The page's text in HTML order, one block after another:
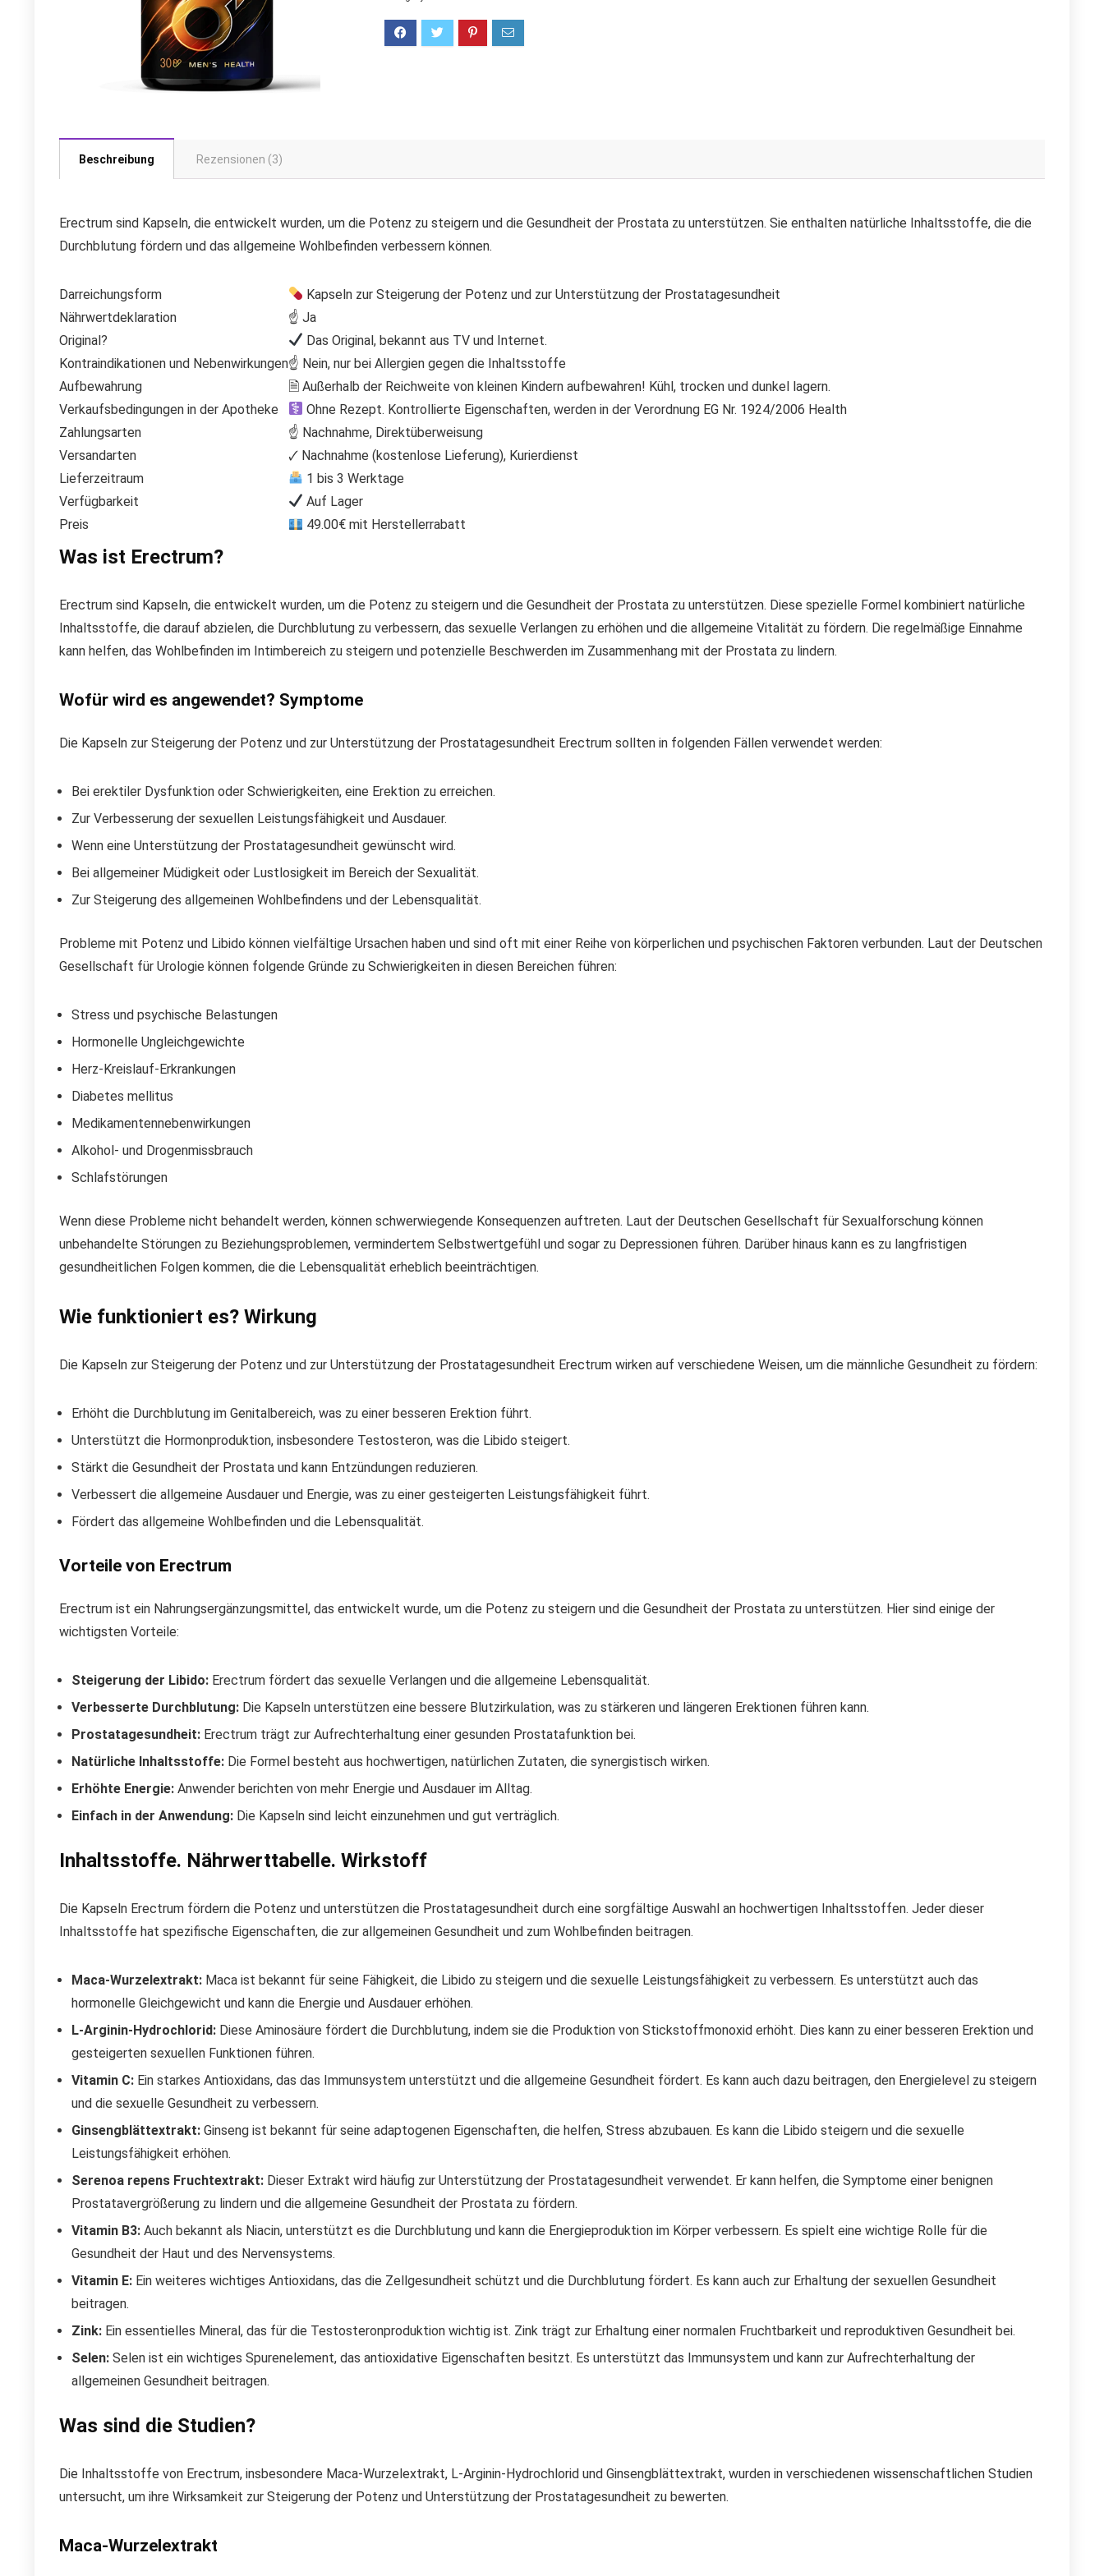
Beschreibung Rezensionen (3)
Erectrum sind Kapseln, die entwickelt wurden, um die Potenz zu steigern und die Gesundheit der Prostata zu unterstützen. Sie enthalten natürliche Inhaltsstoffe, die die
Durchblutung fördern und das allgemeine Wohlbefinden verbessern können.
Darreichungsform
Kapseln zur Steigerung der Potenz und zur Unterstützung der Prostatagesundheit
Nährwertdeklaration
☝ Ja
Original?
Das Original, bekannt aus TV und Internet.
Kontraindikationen und Nebenwirkungen☝ Nein, nur bei Allergien gegen die Inhaltsstoffe
Aufbewahrung
🗎 Außerhalb der Reichweite von kleinen Kindern aufbewahren! Kühl, trocken und dunkel lagern.
Verkaufsbedingungen in der Apotheke
Ohne Rezept. Kontrollierte Eigenschaften, werden in der Verordnung EG Nr. 1924/2006 Health
Zahlungsarten
☝ Nachnahme, Direktüberweisung
Versandarten
🗸 Nachnahme (kostenlose Lieferung), Kurierdienst
Lieferzeitraum
1 bis 3 Werktage
Verfügbarkeit
Auf Lager
Preis
49.00€ mit Herstellerrabatt
Was ist Erectrum?
Erectrum sind Kapseln, die entwickelt wurden, um die Potenz zu steigern und die Gesundheit der Prostata zu unterstützen. Diese spezielle Formel kombiniert natürliche
Inhaltsstoffe, die darauf abzielen, die Durchblutung zu verbessern, das sexuelle Verlangen zu erhöhen und die allgemeine Vitalität zu fördern. Die regelmäßige Einnahme
kann helfen, das Wohlbefinden im Intimbereich zu steigern und potenzielle Beschwerden im Zusammenhang mit der Prostata zu lindern.
Wofür wird es angewendet? Symptome
Die Kapseln zur Steigerung der Potenz und zur Unterstützung der Prostatagesundheit Erectrum sollten in folgenden Fällen verwendet werden:
Bei erektiler Dysfunktion oder Schwierigkeiten, eine Erektion zu erreichen.
Zur Verbesserung der sexuellen Leistungsfähigkeit und Ausdauer.
Wenn eine Unterstützung der Prostatagesundheit gewünscht wird.
Bei allgemeiner Müdigkeit oder Lustlosigkeit im Bereich der Sexualität.
Zur Steigerung des allgemeinen Wohlbefindens und der Lebensqualität.
Probleme mit Potenz und Libido können vielfältige Ursachen haben und sind oft mit einer Reihe von körperlichen und psychischen Faktoren verbunden. Laut der Deutschen
Gesellschaft für Urologie können folgende Gründe zu Schwierigkeiten in diesen Bereichen führen:
Stress und psychische Belastungen
Hormonelle Ungleichgewichte
Herz-Kreislauf-Erkrankungen
Diabetes mellitus
Medikamentennebenwirkungen
Alkohol- und Drogenmissbrauch
Schlafstörungen
Wenn diese Probleme nicht behandelt werden, können schwerwiegende Konsequenzen auftreten. Laut der Deutschen Gesellschaft für Sexualforschung können
unbehandelte Störungen zu Beziehungsproblemen, vermindertem Selbstwertgefühl und sogar zu Depressionen führen. Darüber hinaus kann es zu langfristigen
gesundheitlichen Folgen kommen, die die Lebensqualität erheblich beeinträchtigen.
Wie funktioniert es? Wirkung
Die Kapseln zur Steigerung der Potenz und zur Unterstützung der Prostatagesundheit Erectrum wirken auf verschiedene Weisen, um die männliche Gesundheit zu fördern:
Erhöht die Durchblutung im Genitalbereich, was zu einer besseren Erektion führt.
Unterstützt die Hormonproduktion, insbesondere Testosteron, was die Libido steigert.
Stärkt die Gesundheit der Prostata und kann Entzündungen reduzieren.
Verbessert die allgemeine Ausdauer und Energie, was zu einer gesteigerten Leistungsfähigkeit führt.
Fördert das allgemeine Wohlbefinden und die Lebensqualität.
Vorteile von Erectrum
Erectrum ist ein Nahrungsergänzungsmittel, das entwickelt wurde, um die Potenz zu steigern und die Gesundheit der Prostata zu unterstützen. Hier sind einige der
wichtigsten Vorteile:
Steigerung der Libido: Erectrum fördert das sexuelle Verlangen und die allgemeine Lebensqualität.
Verbesserte Durchblutung: Die Kapseln unterstützen eine bessere Blutzirkulation, was zu stärkeren und längeren Erektionen führen kann.
Prostatagesundheit: Erectrum trägt zur Aufrechterhaltung einer gesunden Prostatafunktion bei.
Natürliche Inhaltsstoffe: Die Formel besteht aus hochwertigen, natürlichen Zutaten, die synergistisch wirken.
Erhöhte Energie: Anwender berichten von mehr Energie und Ausdauer im Alltag.
Einfach in der Anwendung: Die Kapseln sind leicht einzunehmen und gut verträglich.
Inhaltsstoffe. Nährwerttabelle. Wirkstoff
Die Kapseln Erectrum fördern die Potenz und unterstützen die Prostatagesundheit durch eine sorgfältige Auswahl an hochwertigen Inhaltsstoffen. Jeder dieser
Inhaltsstoffe hat spezifische Eigenschaften, die zur allgemeinen Gesundheit und zum Wohlbefinden beitragen.
Maca-Wurzelextrakt: Maca ist bekannt für seine Fähigkeit, die Libido zu steigern und die sexuelle Leistungsfähigkeit zu verbessern. Es unterstützt auch das
hormonelle Gleichgewicht und kann die Energie und Ausdauer erhöhen.
L-Arginin-Hydrochlorid: Diese Aminosäure fördert die Durchblutung, indem sie die Produktion von Stickstoffmonoxid erhöht. Dies kann zu einer besseren Erektion und
gesteigerten sexuellen Funktionen führen.
Vitamin C: Ein starkes Antioxidans, das das Immunsystem unterstützt und die allgemeine Gesundheit fördert. Es kann auch dazu beitragen, den Energielevel zu steigern
und die sexuelle Gesundheit zu verbessern.
Ginsengblättextrakt: Ginseng ist bekannt für seine adaptogenen Eigenschaften, die helfen, Stress abzubauen. Es kann die Libido steigern und die sexuelle
Leistungsfähigkeit erhöhen.
Serenoa repens Fruchtextrakt: Dieser Extrakt wird häufig zur Unterstützung der Prostatagesundheit verwendet. Er kann helfen, die Symptome einer benignen
Prostatavergrößerung zu lindern und die allgemeine Gesundheit der Prostata zu fördern.
Vitamin B3: Auch bekannt als Niacin, unterstützt es die Durchblutung und kann die Energieproduktion im Körper verbessern. Es spielt eine wichtige Rolle für die
Gesundheit der Haut und des Nervensystems.
Vitamin E: Ein weiteres wichtiges Antioxidans, das die Zellgesundheit schützt und die Durchblutung fördert. Es kann auch zur Erhaltung der sexuellen Gesundheit
beitragen.
Zink: Ein essentielles Mineral, das für die Testosteronproduktion wichtig ist. Zink trägt zur Erhaltung einer normalen Fruchtbarkeit und reproduktiven Gesundheit bei.
Selen: Selen ist ein wichtiges Spurenelement, das antioxidative Eigenschaften besitzt. Es unterstützt das Immunsystem und kann zur Aufrechterhaltung der
allgemeinen Gesundheit beitragen.
Was sind die Studien?
Die Inhaltsstoffe von Erectrum, insbesondere Maca-Wurzelextrakt, L-Arginin-Hydrochlorid und Ginsengblättextrakt, wurden in verschiedenen wissenschaftlichen Studien
untersucht, um ihre Wirksamkeit zur Steigerung der Potenz und Unterstützung der Prostatagesundheit zu bewerten.
Maca-Wurzelextrakt